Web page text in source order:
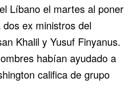
Líbano el martes al poner
dos ex ministros del
Khalil y Yusuf Finyanus.
habían ayudado a
califica de grupo